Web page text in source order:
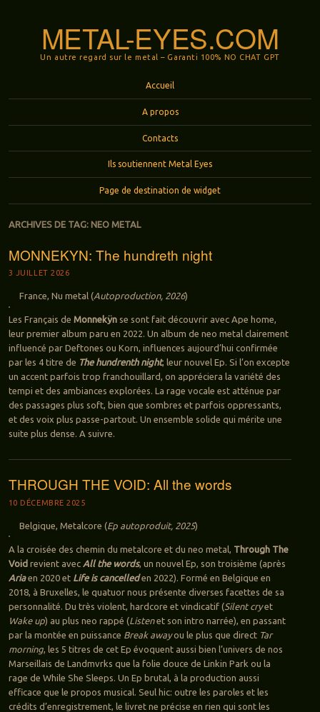
METAL-EYES.COM
Un autre regard sur le metal – Garanti 100% NO CHAT GPT
Accueil
A propos
Contacts
Ils soutiennent Metal Eyes
Page de destination de widget
ARCHIVES DE TAG: NEO METAL
MONNEKYN: The hundreth night
3 JUILLET 2026
France, Nu metal (Autoproduction, 2026)
Les Français de Monnekÿn se sont fait découvrir avec Ape home,
leur premier album paru en 2022. Un album de neo metal clairement
influencé par Deftones ou Korn, influences aujourd’hui confirmée
par les 4 titre de The hundrenth night, leur nouvel Ep. Si l’on excepte
un accent parfois trop franchouillard, on appréciera la variété des
tempi et des ambiances explorées. La rage vocale est atténue par
des passages plus soft, bien que sombres et parfois oppressants,
et des voix plus passe-partout. Un ensemble solide qui mérite une
suite plus dense. A suivre.
THROUGH THE VOID: All the words
10 DÉCEMBRE 2025
Belgique, Metalcore (Ep autoproduit, 2025)
A la croisée des chemin du metalcore et du neo metal, Through The
Void revient avec All the words, un nouvel Ep, son troisième (après
Ariaen 2020 et Life is cancelleden 2022). Formé en Belgique en
2018, à Bruxelles, le quatuor nous présente diverses facettes de sa
personnalité. Du très violent, hardcore et vindicatif (Silent cryet
Wake up) au plus neo rappé (Listenet son intro narrée), en passant
par la montée en puissance Break awayou le plus que direct Tar
morning, les 5 titres de cet Ep évoquent aussi bien l’univers de nos
Marseillais de Landmvrks que la folie douce de Linkin Park ou la
rage de While She Sleeps. Un Ep brutal, à la production aussi
efficace que le propos musical. Seul hic: outre les paroles et les
crédits d’enregistrement, le livret ne précise en rien qui sont les